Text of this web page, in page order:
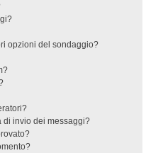
opzioni del sondaggio?
di invio dei messaggi?